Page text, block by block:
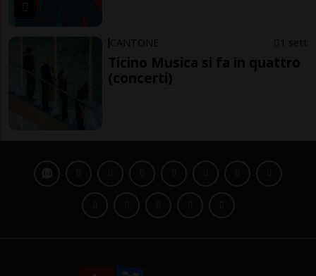
CANTONE 1 sett
Ticino Musica si fa in quattro
(concerti)